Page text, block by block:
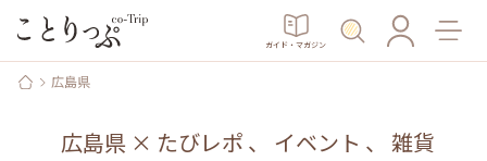
ガイド・マガジン
広島県
広島県 × たびレポ 、 イベント 、 雑貨